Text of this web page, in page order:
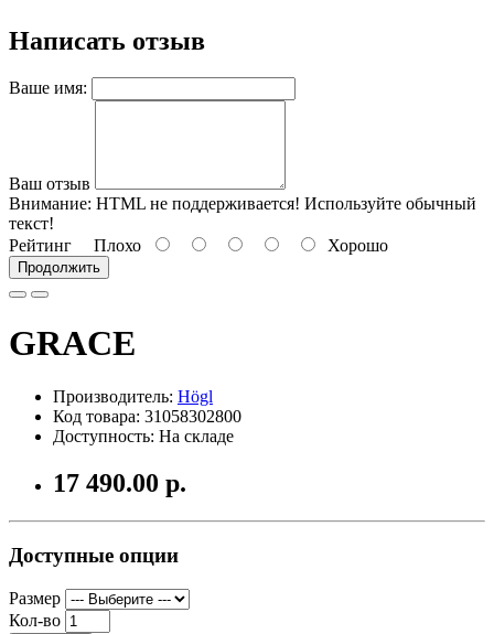
Написать отзыв
Ваше имя:
Ваш отзыв
Внимание: HTML не поддерживается! Используйте обычный
текст!
Рейтинг Плохо Хорошо
Продолжить
GRACE
Производитель: Högl
Код товара: 31058302800
Доступность: На складе
17 490.00 р.
Доступные опции
Размер
Кол-во